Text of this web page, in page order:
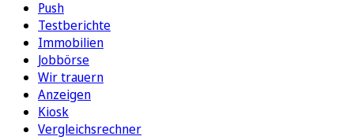
Push
Testberichte
Immobilien
Jobbörse
Wir trauern
Anzeigen
Kiosk
Vergleichsrechner